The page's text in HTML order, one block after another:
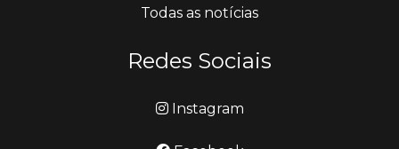
Todas as notícias
Redes Sociais
Instagram